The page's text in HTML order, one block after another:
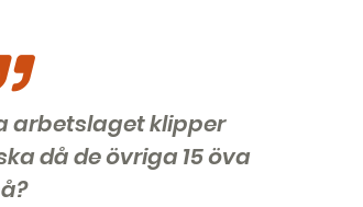
arbetslaget klipper
då de övriga 15 öva